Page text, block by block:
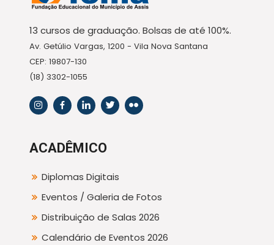
13 cursos de graduação. Bolsas de até 100%.
Av. Getúlio Vargas, 1200 - Vila Nova Santana
CEP: 19807-130
(18) 3302-1055
ACADÊMICO
Diplomas Digitais
Eventos / Galeria de Fotos
Distribuição de Salas 2026
Calendário de Eventos 2026